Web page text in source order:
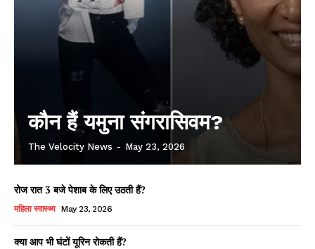
कौन हैं यमुना संगरासिवम?
The Velocity News - May 23, 2026
रोज रात 3 बजे पेशाब के लिए उठती हैं?
महिला स्वास्थ्य May 23, 2026
क्या आप भी घंटों यूरिन रोकती हैं?